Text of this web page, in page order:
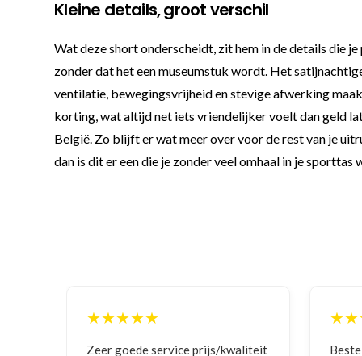
Kleine details, groot verschil
Wat deze short onderscheidt, zit hem in de details die
zonder dat het een museumstuk wordt. Het
ventilatie, bewegingsvrijheid en stevige afwerking
korting, wat altijd net iets vriendelijker voelt dan geld
België. Zo blijft er wat meer over voor de rest van je
dan is dit er een die je zonder veel omhaal in je sporttas
★★★★★
Bestelling gedaan vanwege